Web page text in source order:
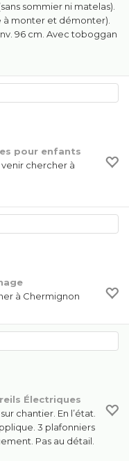
sommier ni matelas).
à monter et démonter).
96 cm. Avec toboggan
pour enfants
chercher à
à Chermignon
Électriques
chantier. En l’état.
3 plafonniers
Pas au détail.